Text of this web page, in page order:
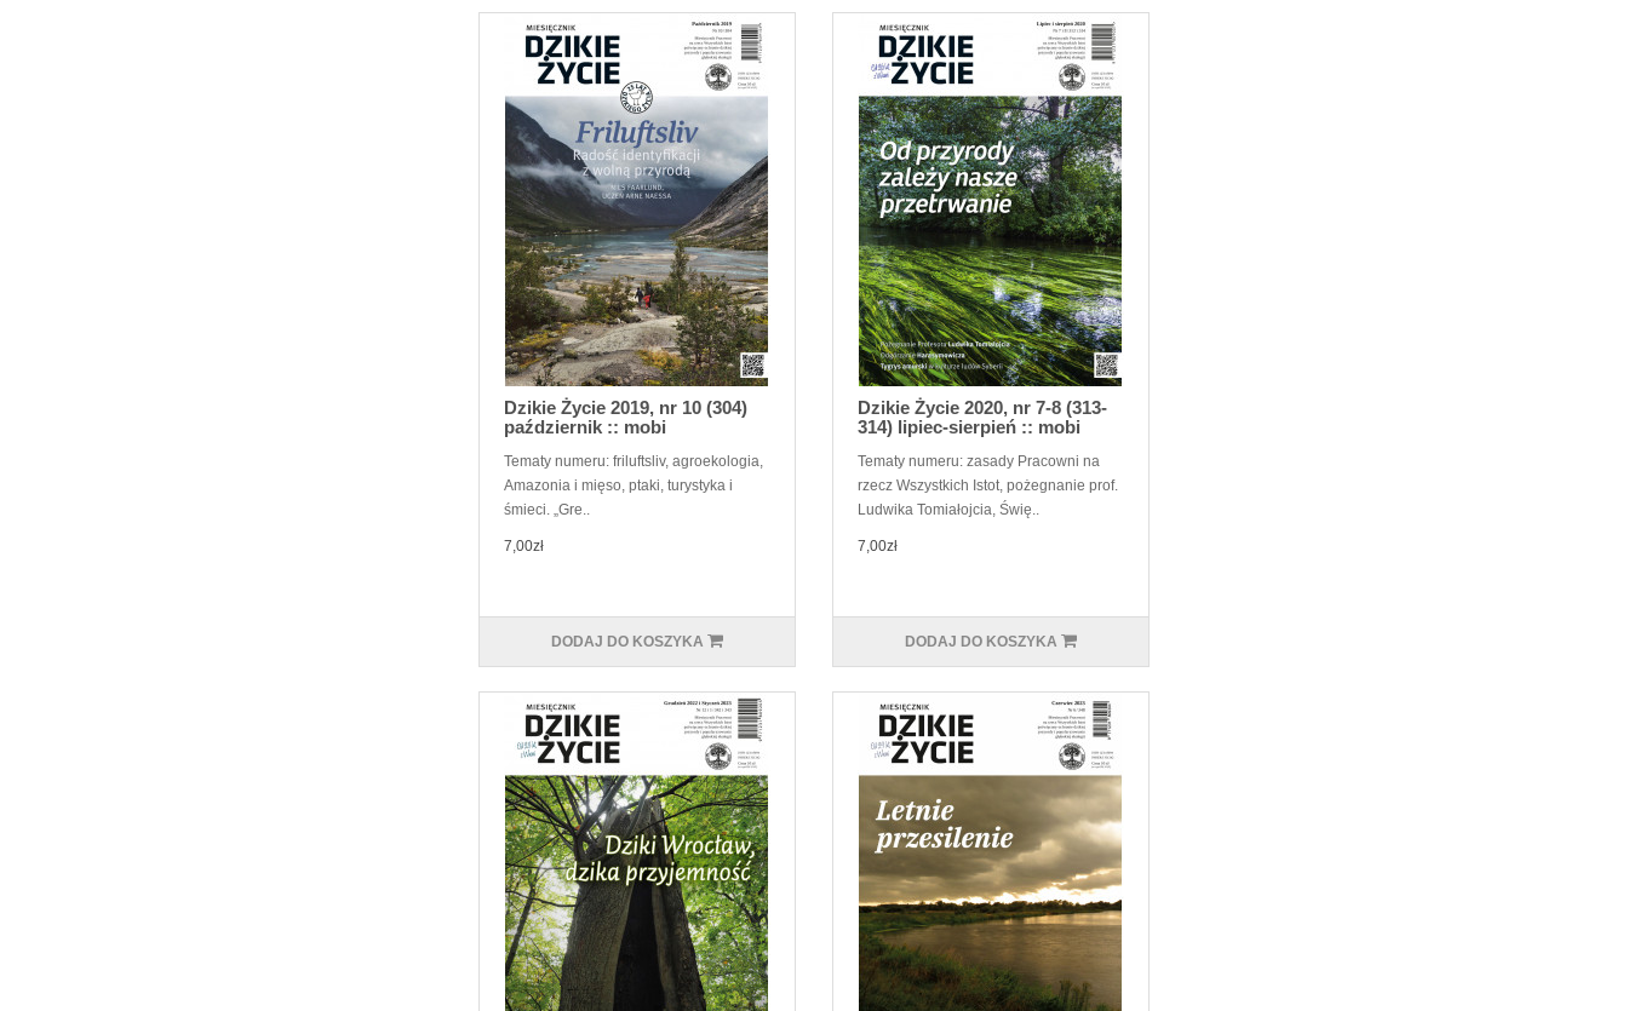
Dzikie Życie 2019, nr 10 (304)
październik :: mobi
Tematy numeru: friluftsliv, agroekologia,
Amazonia i mięso, ptaki, turystyka i
śmieci. „Gre..
7,00zł
DODAJ DO KOSZYKA
Dzikie Życie 2020, nr 7-8 (313-
314) lipiec-sierpień :: mobi
Tematy numeru: zasady Pracowni na
rzecz Wszystkich Istot, pożegnanie prof.
Ludwika Tomiałojcia, Świę..
7,00zł
DODAJ DO KOSZYKA